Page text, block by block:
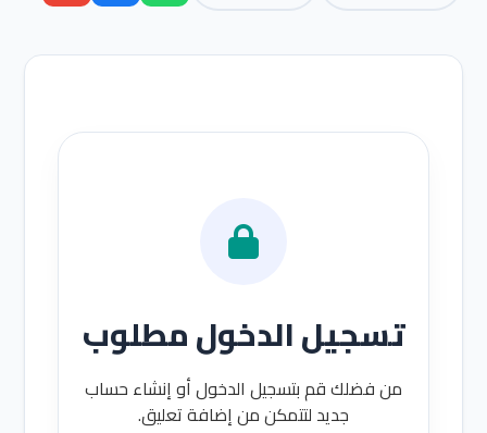
تسجيل الدخول مطلوب
من فضلك قم بتسجيل الدخول أو إنشاء حساب
جديد لتتمكن من إضافة تعليق.